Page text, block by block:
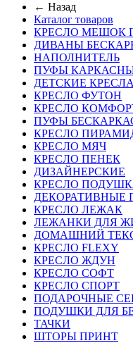
← Назад
Каталог товаров
КРЕСЛО МЕШОК
ДИВАНЫ
НАПОЛНИТЕЛЬ
ПУФЫ
ДЕТСКИЕ КРЕСЛА
КРЕСЛО ФУТОН
КРЕСЛО
ПУФЫ
КРЕСЛО
КРЕСЛО МЯЧ
КРЕСЛО ПЕНЕК
ДИЗАЙНЕРСКИЕ
КРЕСЛО
КРЕСЛО ЛЕЖАК
ЛЕЖАНКИ ДЛЯ
ДОМАШНИЙ
КРЕСЛО FLEXY
КРЕСЛО ЖДУН
КРЕСЛО СОФТ
КРЕСЛО СПОРТ
ПОДАРОЧНЫЕ
ПОДУШКИ ДЛЯ
ТАЧКИ
ШТОРЫ ПРИНТ